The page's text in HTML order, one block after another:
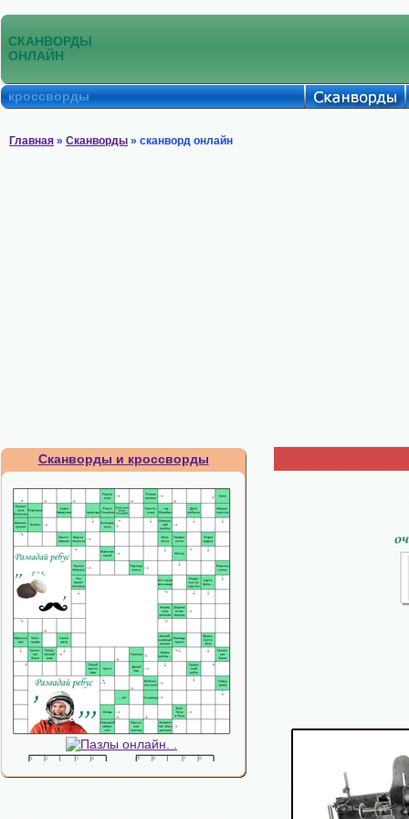
СКАНВОРДЫ
ОНЛАЙН
кроссворды
Главная » Сканворды » сканворд онлайн
Сканворды и кроссворды